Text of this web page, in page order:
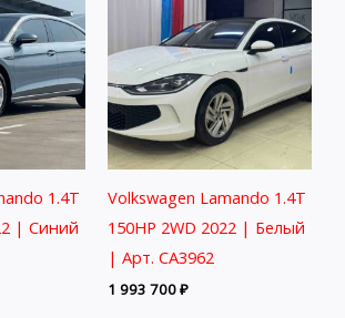
1.4T
| Синий
Volkswagen Lamando 1.4T
150HP 2WD 2022 | Белый
| Арт. CA3962
1 993 700₽